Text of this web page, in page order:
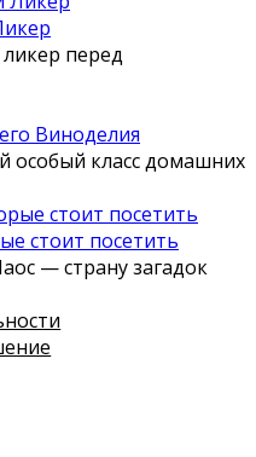
перед
Виноделия
особый класс домашних
стоит посетить
— страну загадок